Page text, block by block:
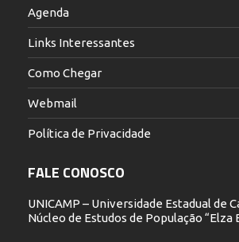
Agenda
Links Interessantes
Como Chegar
Webmail
Política de Privacidade
FALE CONOSCO
UNICAMP – Universidade Estadual de
Núcleo de Estudos de População “Elza